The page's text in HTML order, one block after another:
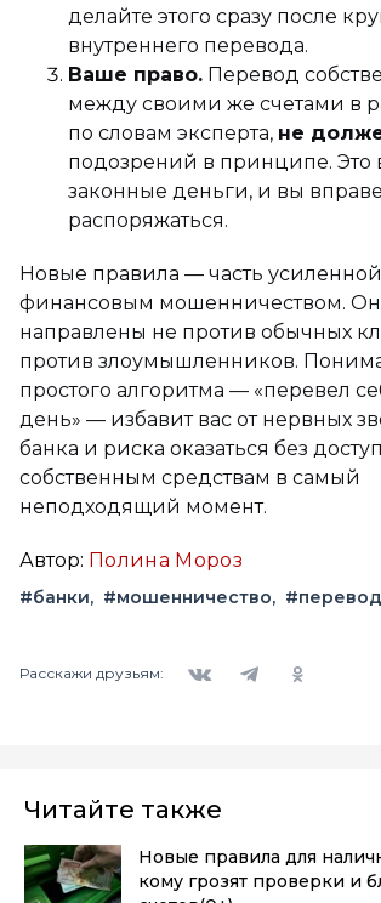
делайте этого сразу после
внутреннего перевода.
Ваше право. Перевод
между своими же счетами в
по словам эксперта, не
подозрений в принципе. Это
законные деньги, и вы
распоряжаться.
Новые правила — часть
финансовым мошенничеством.
направлены не против обычных
против злоумышленников.
простого алгоритма — «перевел
день» — избавит вас от нервных
банка и риска оказаться без
собственным средствам в самый
неподходящий момент.
Автор: Полина Мороз
#банки #мошенничество
Расскажи друзьям:
Читайте также
Новые правила для
кому грозят проверки и